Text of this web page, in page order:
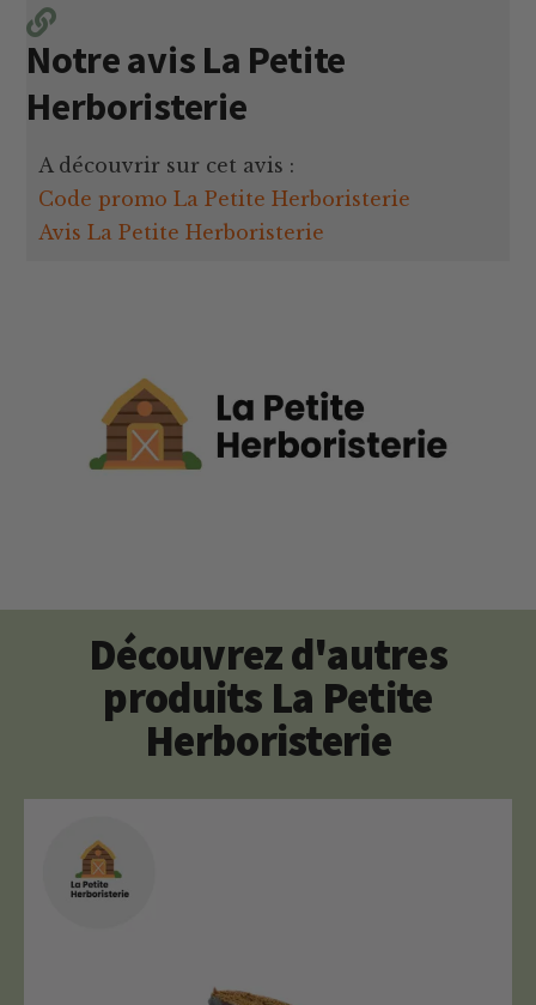
Notre avis La Petite
Herboristerie
A découvrir sur cet avis :
Code promo La Petite Herboristerie
Avis La Petite Herboristerie
Découvrez d'autres
produits La Petite
Herboristerie